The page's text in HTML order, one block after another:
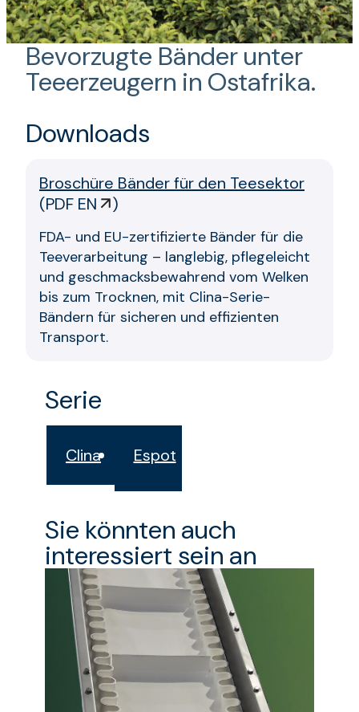
Bevorzugte Bänder unter
Teeerzeugern in Ostafrika.
Downloads
Broschüre Bänder für den Teesektor
(PDF EN )
FDA- und EU-zertifizierte Bänder für die
Teeverarbeitung – langlebig, pflegeleicht
und geschmacksbewahrend vom Welken
bis zum Trocknen, mit Clina-Serie-
Bändern für sicheren und effizienten
Transport.
Serie
Clina Espot
Sie könnten auch
interessiert sein an